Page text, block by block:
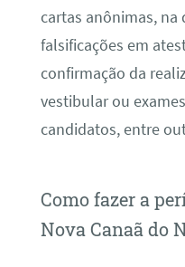
cartas anônimas, na
falsificações em
confirmação da
vestibular ou
candidatos, entre
Como fazer a
Nova Canaã do